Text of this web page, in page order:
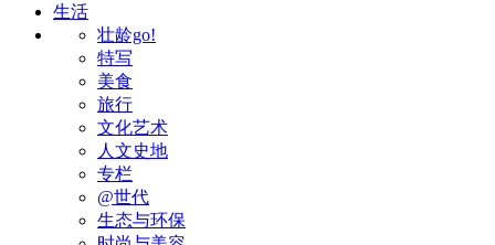
生活
壮龄go!
特写
美食
旅行
文化艺术
人文史地
专栏
@世代
生态与环保